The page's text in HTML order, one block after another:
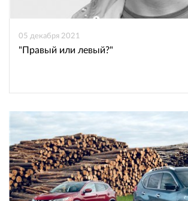
05 декабря 2021
"Правый или левый?"